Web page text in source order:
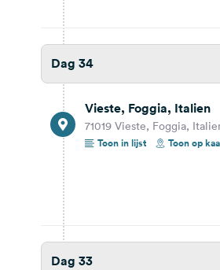
Dag 30
Milazzo, Messina, Italien
Dag 29
Dag 34
Vieste, Foggia, Italien
71019 Vieste, Foggia,
Toon in lijst
Toon op
Dag 33